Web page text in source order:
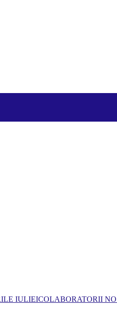
IULIEICOLABORATORII